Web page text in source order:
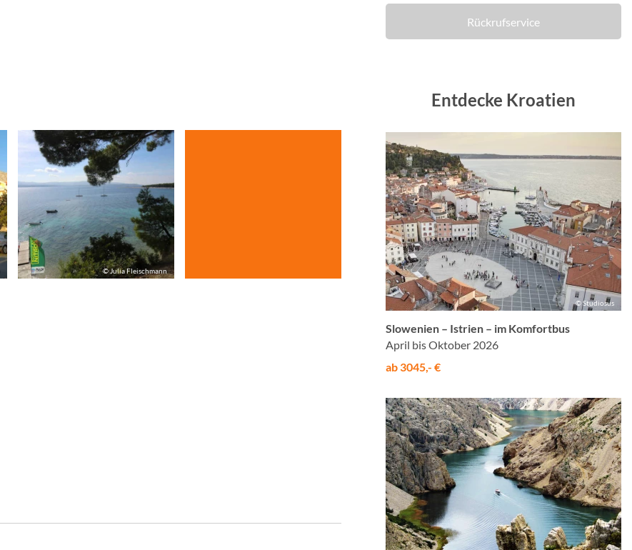
© Julia Fleischmann
Rückrufservice
Entdecke Kroatien
© Studiosus
Slowenien – Istrien – im Komfortbus
April bis Oktober 2026
ab 3045,- €